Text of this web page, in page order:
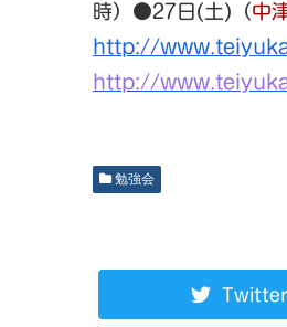
時）●27日(土)（中
http://
http://
勉強会
Twitter